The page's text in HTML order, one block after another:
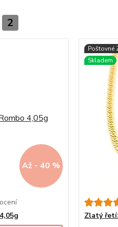
2
Až - 40 %
Zlatý